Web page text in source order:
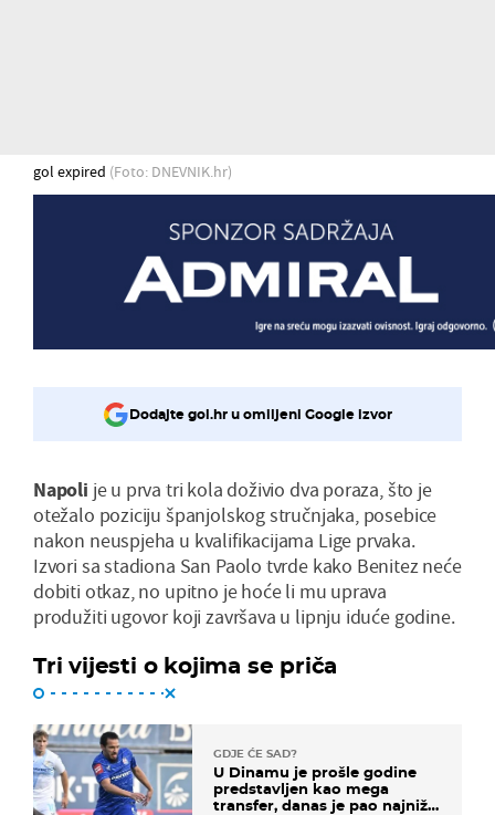
gol expired (Foto: DNEVNIK.hr)
Dodajte gol.hr u omiljeni Google izvor
Napoli je u prva tri kola doživio dva poraza, što je
otežalo poziciju španjolskog stručnjaka, posebice
nakon neuspjeha u kvalifikacijama Lige prvaka.
Izvori sa stadiona San Paolo tvrde kako Benitez neće
dobiti otkaz, no upitno je hoće li mu uprava
produžiti ugovor koji završava u lipnju iduće godine.
Tri vijesti o kojima se priča
GDJE ĆE SAD?
U Dinamu je prošle godine
predstavljen kao mega
transfer, danas je pao najniže